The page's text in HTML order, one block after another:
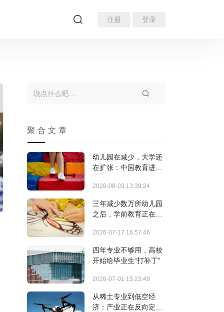
注册 登录
聚合文章
幼儿园在减少，大学还
在扩张：中国教育进入
2026-08-03 13:39:24
三年减少数万所幼儿园
之后，学前教育正在发
2026-07-17 16:57:46
四年专业不够用，高校
开始给毕业生“打补丁”
2026-07-01 15:23:49
从稀土专业到低空经
济：产业正在反向定义